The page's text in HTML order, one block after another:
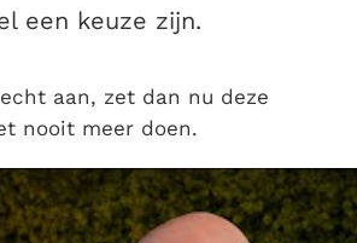
een keuze zijn.
aan, zet dan nu deze
nooit meer doen.